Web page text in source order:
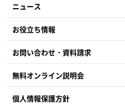
ニュース
お役立ち情報
お問い合わせ・資料請求
無料オンライン説明会
個人情報保護方針